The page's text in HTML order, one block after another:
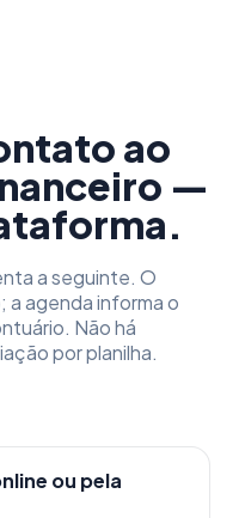
ao
—
a seguinte. O
a agenda informa o
Não há
por planilha.
ou pela